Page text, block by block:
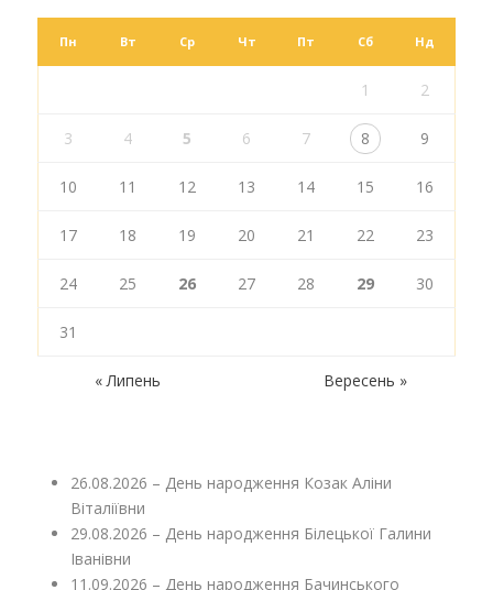
Пн Вт Ср Чт Пт Сб Нд
1 2
3 4 5 6 7 8 9
10 11 12 13 14 15 16
17 18 19 20 21 22 23
24 25 26 27 28 29 30
31
« Липень Вересень »
26.08.2026 – День народження Козак Аліни
Віталіївни
29.08.2026 – День народження Білецької Галини
Іванівни
11.09.2026 – День народження Бачинського